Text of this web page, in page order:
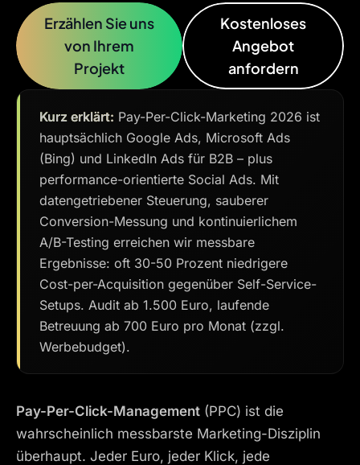
Erzählen Sie uns
von Ihrem
Projekt
Kostenloses
Angebot
anfordern
Kurz erklärt: Pay-Per-Click-Marketing 2026 ist
hauptsächlich Google Ads, Microsoft Ads
(Bing) und LinkedIn Ads für B2B – plus
performance-orientierte Social Ads. Mit
datengetriebener Steuerung, sauberer
Conversion-Messung und kontinuierlichem
A/B-Testing erreichen wir messbare
Ergebnisse: oft 30-50 Prozent niedrigere
Cost-per-Acquisition gegenüber Self-Service-
Setups. Audit ab 1.500 Euro, laufende
Betreuung ab 700 Euro pro Monat (zzgl.
Werbebudget).
Pay-Per-Click-Management (PPC) ist die
wahrscheinlich messbarste Marketing-Disziplin
überhaupt. Jeder Euro, jeder Klick, jede